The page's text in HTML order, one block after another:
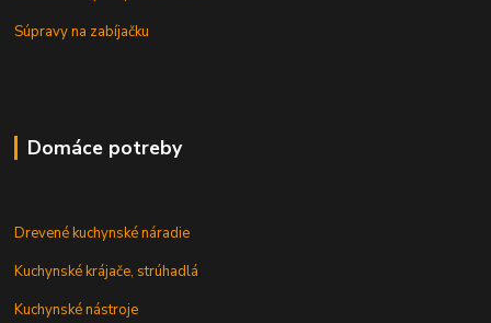
Súpravy na zabíjačku
Domáce potreby
Drevené kuchynské náradie
Kuchynské krájače, strúhadlá
Kuchynské nástroje